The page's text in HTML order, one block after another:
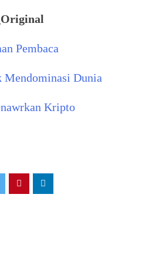
Pembaca
Dunia
Kripto